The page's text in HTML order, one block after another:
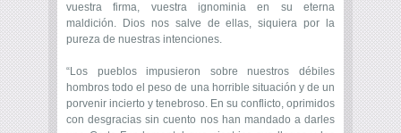
vuestra firma, vuestra ignominia en su eterna
maldición. Dios nos salve de ellas, siquiera por la
pureza de nuestras intenciones.
“Los pueblos impusieron sobre nuestros débiles
hombros todo el peso de una horrible situación y de un
porvenir incierto y tenebroso. En su conflicto, oprimidos
con desgracias sin cuento nos han mandado a darles